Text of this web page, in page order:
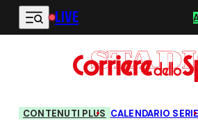
Vai al contenuto principale
LIVE
CONTENUTI PLUS CALENDARIO